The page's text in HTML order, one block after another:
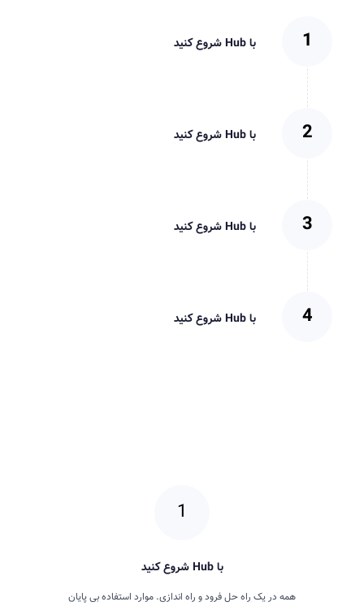
با Hub شروع کنید
با Hub شروع کنید
با Hub شروع کنید
با Hub شروع کنید
با Hub شروع کنید
همه در یک راه حل فرود و راه اندازی. موارد استفاده بی پایان